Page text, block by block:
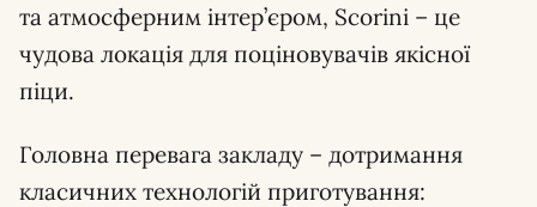
та атмосферним інтер’єром, Scorini – це
чудова локація для поціновувачів якісної
піци.
Головна перевага закладу – дотримання
класичних технологій приготування: